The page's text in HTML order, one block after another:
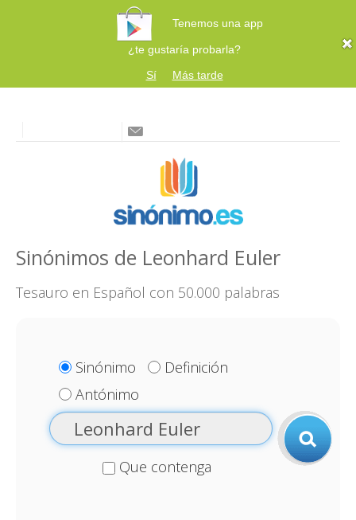
Tenemos una app
¿te gustaría probarla?
Sí
Más tarde
Sinónimos de Leonhard Euler
Tesauro en Español con 50.000 palabras
Sinónimo
Definición
Antónimo
Que contenga